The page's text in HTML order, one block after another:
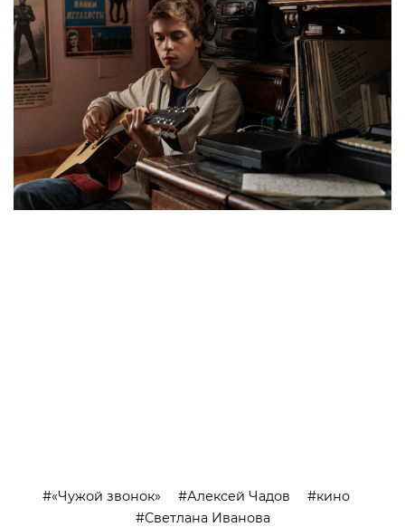
«Чужой звонок» Алексей Чадов
кино
Светлана Иванова